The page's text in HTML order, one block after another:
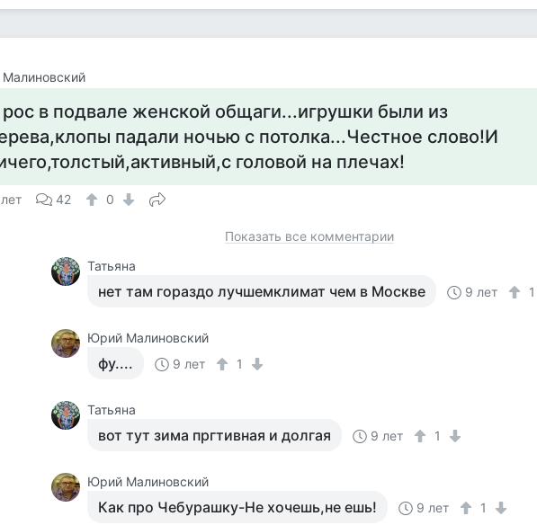
в подвале женской общаги...игрушки были из
падали ночью с потолка...Честное слово!И
головой на плечах!
42 0
Показать все комментарии
Татьяна
нет там гораздо лучшемклимат чем в Москве 9 лет 1
Юрий Малиновский
фу.... 9 лет 1
Татьяна
вот тут зима пргтивная и долгая 9 лет 1
Юрий Малиновский
Как про Чебурашку-Не хочешь,не ешь! 9 лет 1